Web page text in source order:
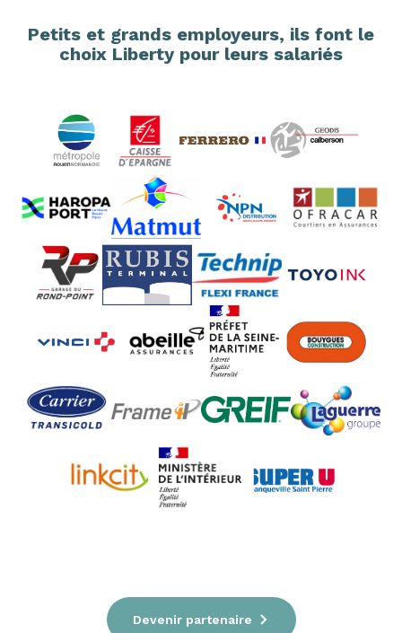
Petits et grands employeurs, ils font le
choix Liberty pour leurs salariés
Devenir partenaire